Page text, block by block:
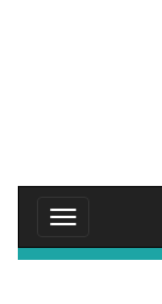
Toggle